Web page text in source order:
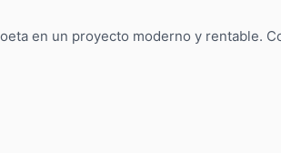
en un proyecto moderno y rentable.